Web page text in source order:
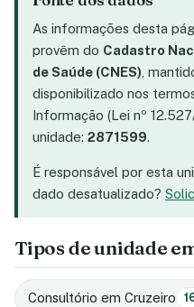
As informações desta
provêm do Cadastro
de Saúde (CNES) ,
disponibilizado nos
Informação (Lei nº
unidade: 2871599.
É responsável por esta
dado desatualizado?
Tipos de unidade
Consultório em Cruzeiro